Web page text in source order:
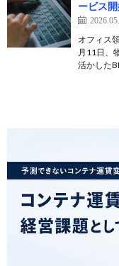
ービス
オフィス
月11日、
活かした